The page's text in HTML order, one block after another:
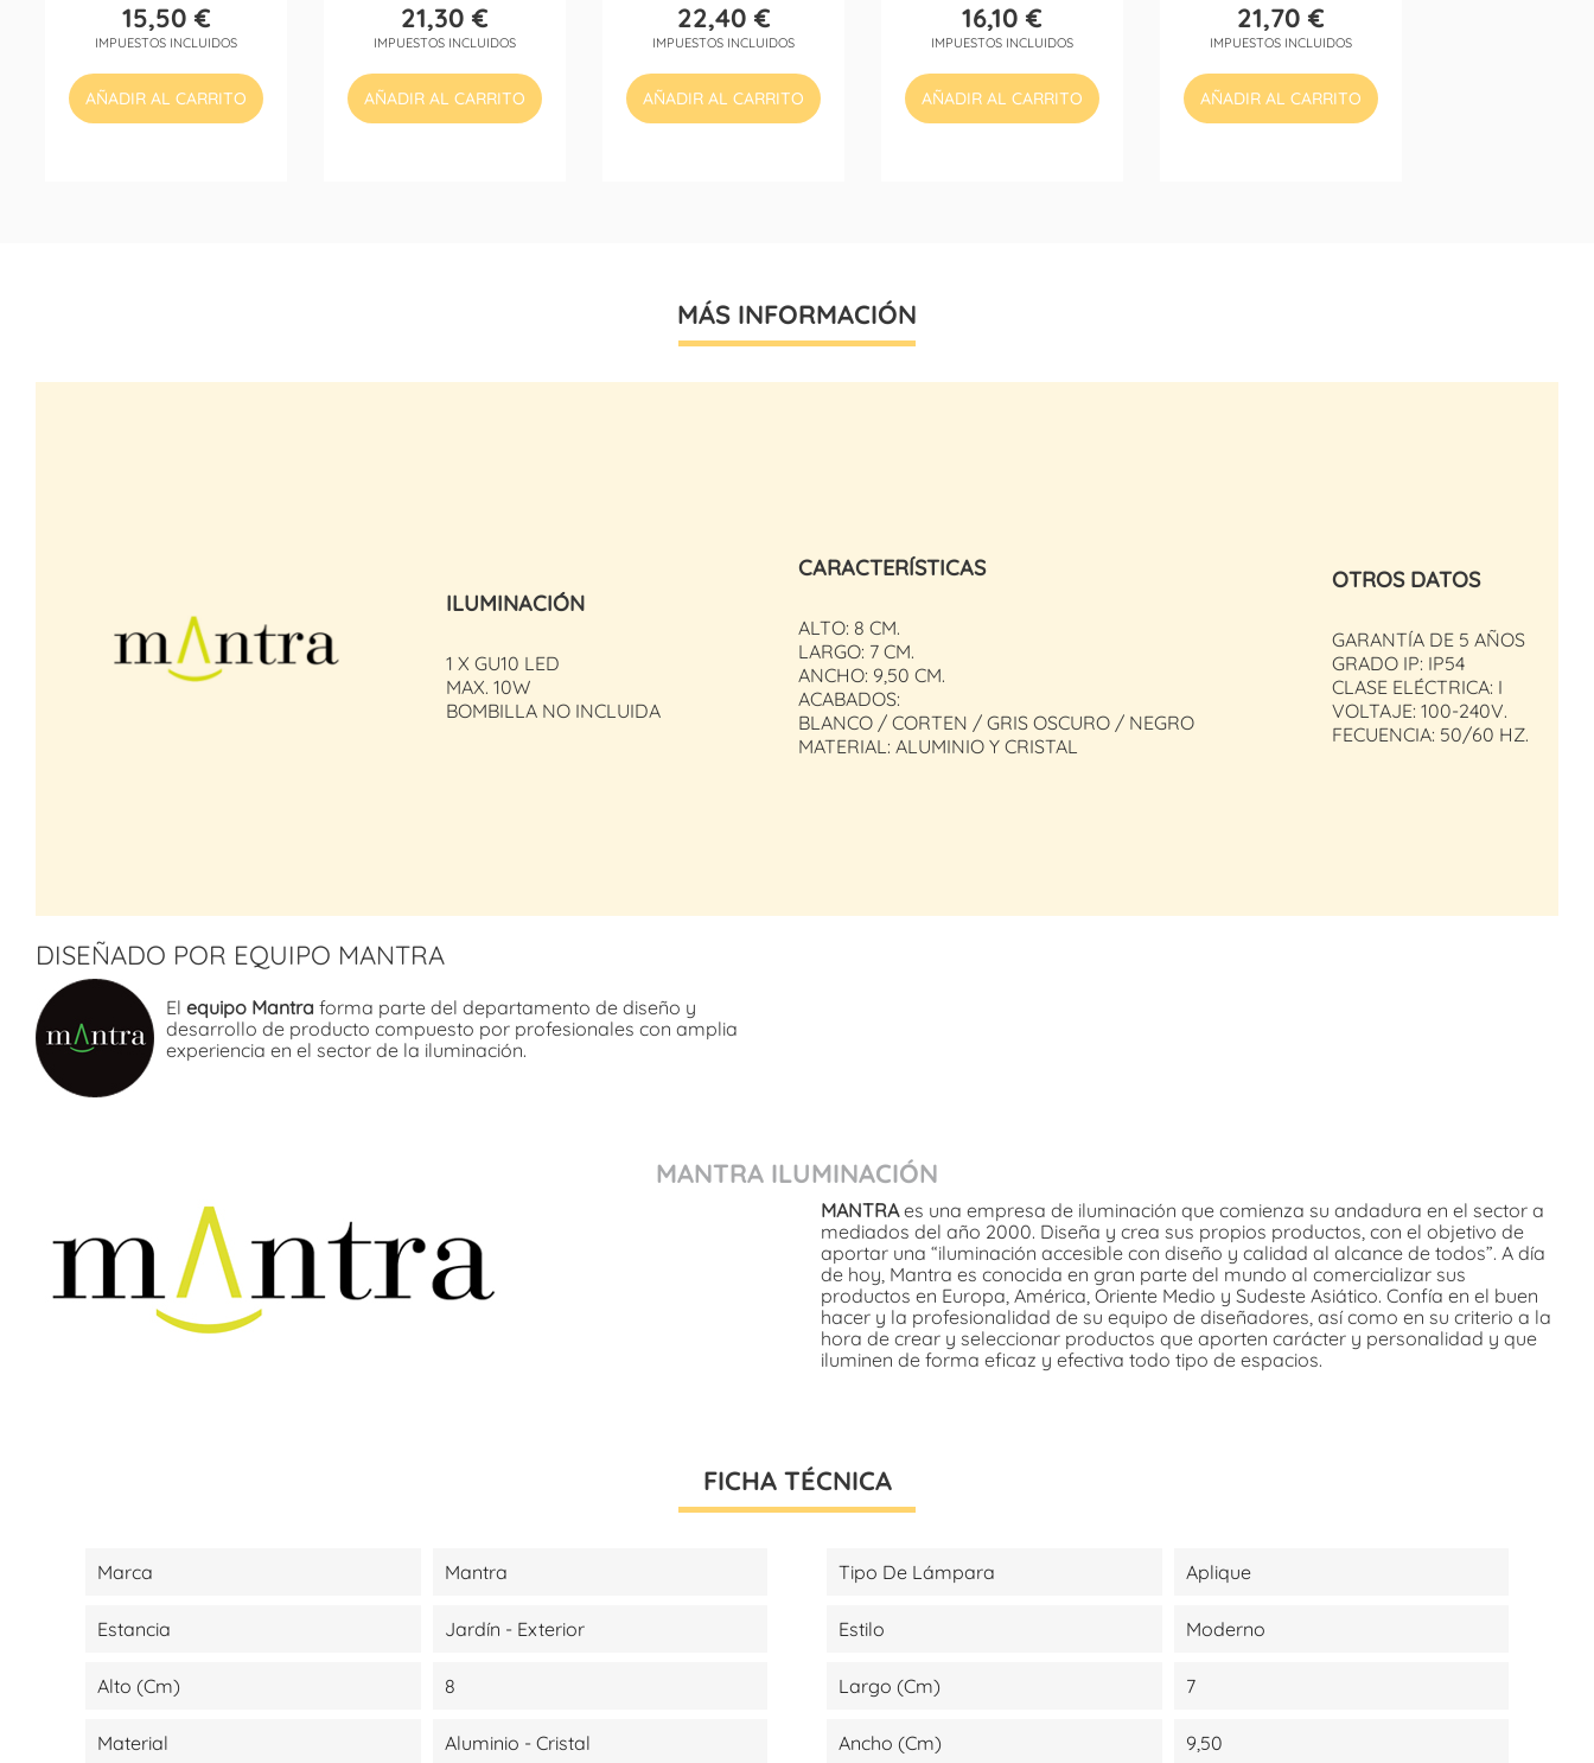
Precio
15,50 €
IMPUESTOS INCLUIDOS
AÑADIR AL CARRITO
Precio
21,30 €
IMPUESTOS INCLUIDOS
AÑADIR AL CARRITO
Precio
22,40 €
IMPUESTOS INCLUIDOS
AÑADIR AL CARRITO
Precio
16,10 €
IMPUESTOS INCLUIDOS
AÑADIR AL CARRITO
Precio
21,70 €
IMPUESTOS INCLUIDOS
AÑADIR AL CARRITO
MÁS INFORMACIÓN
ILUMINACIÓN
1 X GU10 LED
MAX. 10W
BOMBILLA NO INCLUIDA
CARACTERÍSTICAS
ALTO: 8 CM.
LARGO: 7 CM.
ANCHO: 9,50 CM.
ACABADOS:
BLANCO / CORTEN / GRIS OSCURO / NEGRO
MATERIAL: ALUMINIO Y CRISTAL
OTROS DATOS
GARANTÍA DE 5 AÑOS
GRADO IP: IP54
CLASE ELÉCTRICA: I
VOLTAJE: 100-240V.
FECUENCIA: 50/60 HZ.
DISEÑADO POR EQUIPO MANTRA
El equipo Mantra forma parte del departamento de diseño y
desarrollo de producto compuesto por profesionales con amplia
experiencia en el sector de la iluminación.
MANTRA ILUMINACIÓN
MANTRAes una empresa de iluminación que comienza su andadura en el sector a
mediados del año 2000. Diseña y crea sus propios productos, con el objetivo de
aportar una “iluminación accesible con diseño y calidad al alcance de todos”. A día
de hoy, Mantra es conocida en gran parte del mundo al comercializar sus
productos en Europa, América, Oriente Medio y Sudeste Asiático. Confía en el buen
hacer y la profesionalidad de su equipo de diseñadores, así como en su criterio a la
hora de crear y seleccionar productos que aporten carácter y personalidad y que
iluminen de forma eficaz y efectiva todo tipo de espacios.
FICHA TÉCNICA
Marca Mantra Tipo De Lámpara Aplique
Estancia Jardín - Exterior Estilo Moderno
Alto (cm) 8 Largo (cm) 7
Material Aluminio - Cristal Ancho (cm) 9,50